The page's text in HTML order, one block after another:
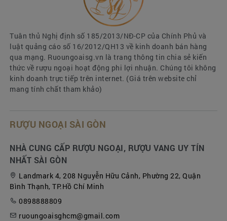
GIỎ QUÀ TẾT BÁNH KEỌ NHẬP 2025 bk25-09-
RƯỢU NGOẠI SG
Sự cam đoạn chất lượng và đa
dạng sản phẩm tại
RUOUNGOAISG.VN
Tuân thủ Nghị định số 185/2013/NĐ-CP của Chính Phủ và
luật quảng cáo số 16/2012/QH13 về kinh doanh bán hàng
qua mạng. Ruoungoaisg.vn là trang thông tin chia sẻ kiến
thức về rượu ngoại hoạt động phi lợi nhuận. Chúng tôi không
kinh doanh trực tiếp trên internet. (Giá trên website chỉ
mang tính chất tham khảo)
RƯỢU NGOẠI SÀI GÒN
NHÀ CUNG CẤP RƯỢU NGOẠI, RƯỢU VANG UY TÍN
NHẤT SÀI GÒN
Landmark 4, 208 Nguyễn Hữu Cảnh, Phường 22, Quận
Bình Thạnh, TP.Hồ Chí Minh
0898888809
ruoungoaisghcm@gmail.com